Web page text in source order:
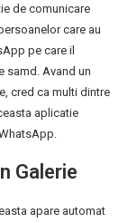
de comunicare
care au
pe care il
samd. Avand un
cred ca multi dintre
aplicatie
Galerie
apare automat